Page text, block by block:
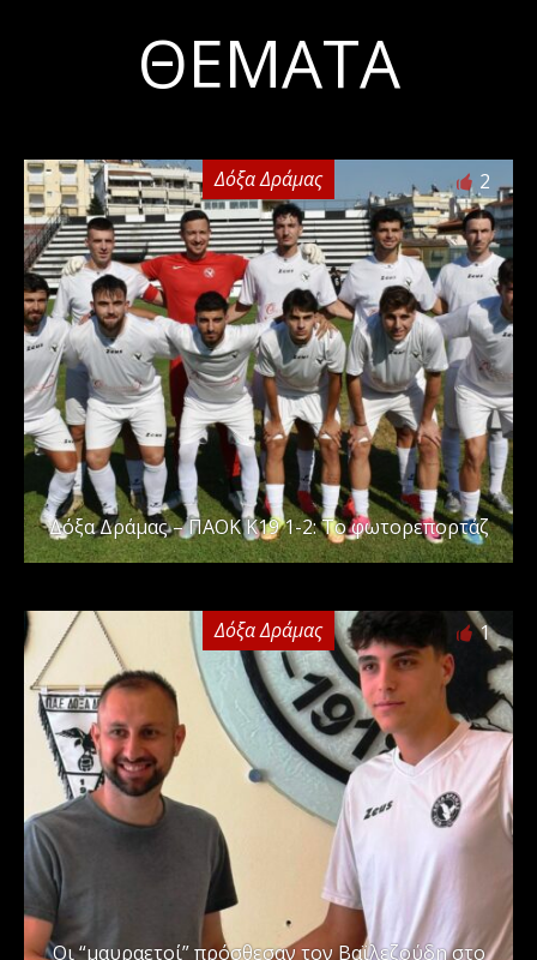
ΘΈΜΑΤΑ
Δόξα Δράμας 2
Δόξα Δράμας – ΠΑΟΚ Κ19 1-2: Το φωτορεπορτάζ
Δόξα Δράμας 1
Οι “μαυραετοί” πρόσθεσαν τον Βαϊλεζούδη στο